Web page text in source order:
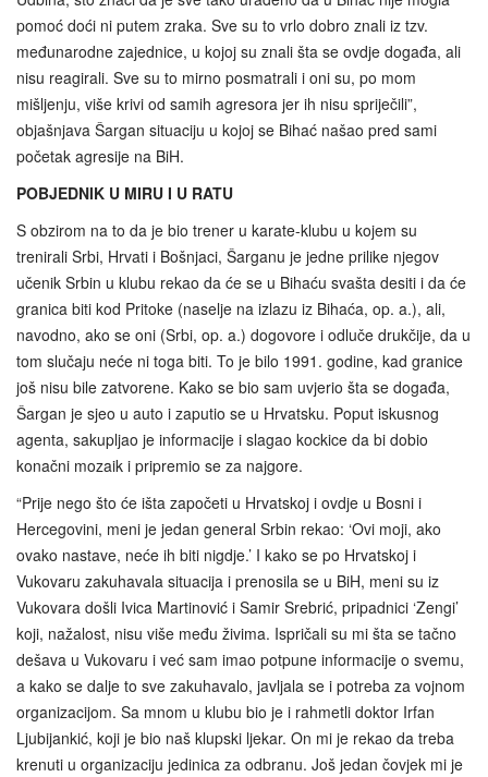
pomoć doći ni putem zraka. Sve su to vrlo dobro znali iz tzv.
međunarodne zajednice, u kojoj su znali šta se ovdje događa, ali
nisu reagirali. Sve su to mirno posmatrali i oni su, po mom
mišljenju, više krivi od samih agresora jer ih nisu spriječili”,
objašnjava Šargan situaciju u kojoj se Bihać našao pred sami
početak agresije na BiH.
POBJEDNIK U MIRU I U RATU
S obzirom na to da je bio trener u karate-klubu u kojem su
trenirali Srbi, Hrvati i Bošnjaci, Šarganu je jedne prilike njegov
učenik Srbin u klubu rekao da će se u Bihaću svašta desiti i da će
granica biti kod Pritoke (naselje na izlazu iz Bihaća, op. a.), ali,
navodno, ako se oni (Srbi, op. a.) dogovore i odluče drukčije, da u
tom slučaju neće ni toga biti. To je bilo 1991. godine, kad granice
još nisu bile zatvorene. Kako se bio sam uvjerio šta se događa,
Šargan je sjeo u auto i zaputio se u Hrvatsku. Poput iskusnog
agenta, sakupljao je informacije i slagao kockice da bi dobio
konačni mozaik i pripremio se za najgore.
“Prije nego što će išta započeti u Hrvatskoj i ovdje u Bosni i
Hercegovini, meni je jedan general Srbin rekao: ‘Ovi moji, ako
ovako nastave, neće ih biti nigdje.’ I kako se po Hrvatskoj i
Vukovaru zakuhavala situacija i prenosila se u BiH, meni su iz
Vukovara došli Ivica Martinović i Samir Srebrić, pripadnici ‘Zengi’
koji, nažalost, nisu više među živima. Ispričali su mi šta se tačno
dešava u Vukovaru i već sam imao potpune informacije o svemu,
a kako se dalje to sve zakuhavalo, javljala se i potreba za vojnom
organizacijom. Sa mnom u klubu bio je i rahmetli doktor Irfan
Ljubijankić, koji je bio naš klupski ljekar. On mi je rekao da treba
krenuti u organizaciju jedinica za odbranu. Još jedan čovjek mi je